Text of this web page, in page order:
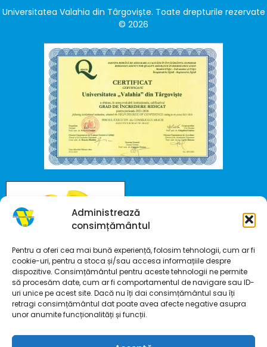
Administrează
consimțământul
Pentru a oferi cea mai bună experiență, folosim tehnologii, cum ar fi
cookie-uri, pentru a stoca și/sau accesa informațiile despre
dispozitive. Consimțământul pentru aceste tehnologii ne permite
să procesăm date, cum ar fi comportamentul de navigare sau ID-
uri unice pe acest site. Dacă nu îți dai consimțământul sau îți
retragi consimțământul dat poate avea afecte negative asupra
unor anumite funcționalități și funcții.
Universitatea Valahia din Târgoviște. Toate drepturile rezervate
© 2026